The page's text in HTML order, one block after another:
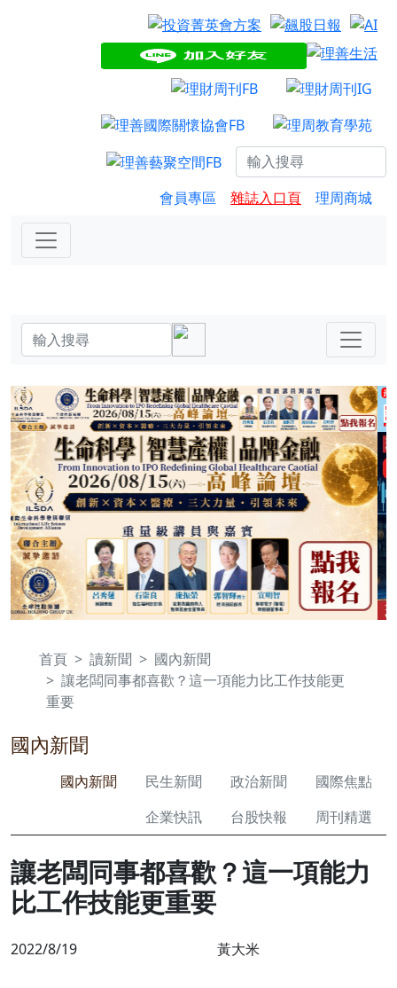
會員專區 雜誌入口頁 理周商城
首頁 讀新聞
國內新聞
讓老闆同事都喜歡？這一項能力比工作技能更
重要
國內新聞
國內新聞 民生新聞 政治新聞
國際焦點
企業快訊
台股快報 周刊精選
讓老闆同事都喜歡？這一項能力
比工作技能更重要
2022/8/19 黃大米